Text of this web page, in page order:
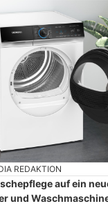
REDAKTION
auf ein
und